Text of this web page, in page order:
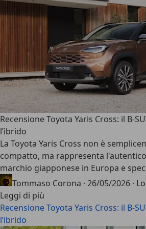
Recensione Toyota Yaris Cross: il B-
l’ibrido
La Toyota Yaris Cross non è
compatto, ma rappresenta
marchio giapponese in Europa e
Tommaso Corona · 26/05/2026 ·
Leggi di più
Recensione Toyota Yaris Cross: il B-
l’ibrido